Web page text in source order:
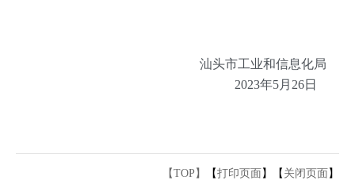
汕头市工业和信息化局
2023年5月26日
【TOP】 【打印页面 】【 关闭页面 】